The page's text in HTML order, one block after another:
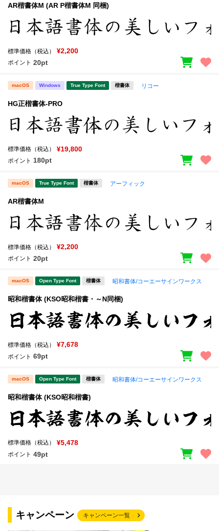
AR楷書体M (AR P楷書体M 同梱)
標準価格（税込） ¥2,200
ポイント 20pt
macOS Windows True Type Font 楷書体 リコー
HG正楷書体-PRO
標準価格（税込） ¥19,800
ポイント 180pt
macOS True Type Font 楷書体 アーフィック
AR楷書体M
標準価格（税込） ¥2,200
ポイント 20pt
macOS Open Type Font 楷書体 昭和書体/コーエーサインワークス
昭和楷書体 (KSO昭和楷書・～N同梱)
標準価格（税込） ¥7,678
ポイント 69pt
macOS Open Type Font 楷書体 昭和書体/コーエーサインワークス
昭和楷書体 (KSO昭和楷書)
標準価格（税込） ¥5,478
ポイント 49pt
キャンペーン キャンペーン一覧